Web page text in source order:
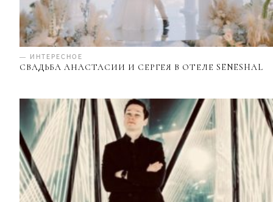
— ИНТЕРЕСНОЕ
СВАДЬБА АНАСТАСИИ И СЕРГЕЯ В ОТЕЛЕ SENESHAL